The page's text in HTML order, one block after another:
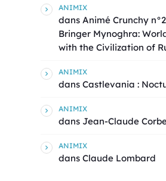
ANIMIX
dans Animé Crunchy
Bringer Mynoghra:
with the Civilization of
ANIMIX
dans Castlevania :
ANIMIX
dans Jean-Claude
ANIMIX
dans Claude Lombard